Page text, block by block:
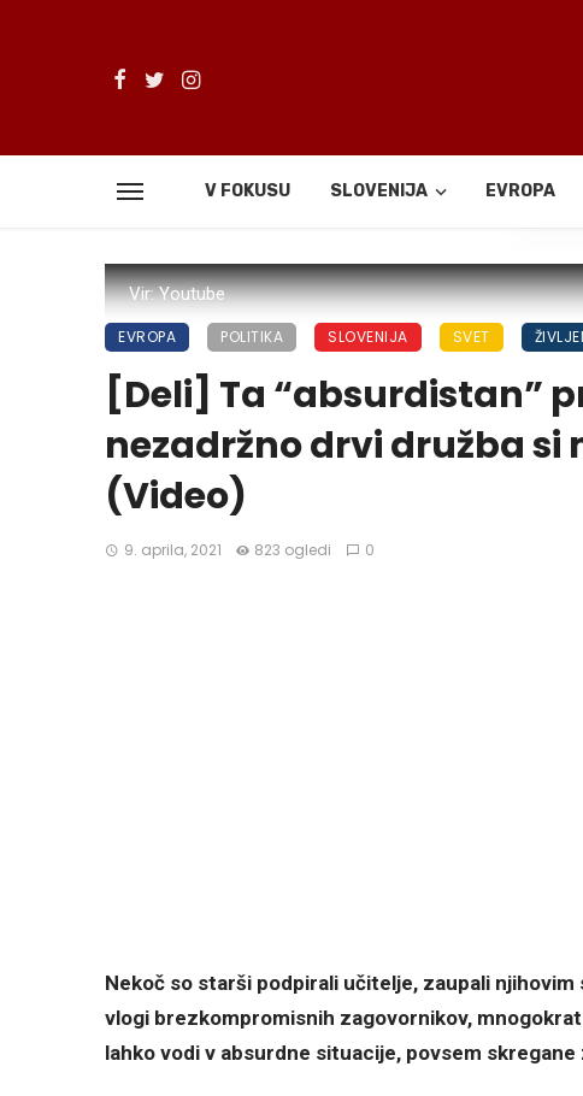
V FOKUSU SLOVENIJA EVROPA
Vir: Youtube
Deli
EVROPA POLITIKA SLOVENIJA SVET
[Deli] Ta “absurdistan”
nezadržno drvi družba
(Video)
9. aprila, 2021 823 ogledi 0
Nekoč so starši podpirali učitelje, zaupali
vlogi brezkompromisnih zagovornikov,
lahko vodi v absurdne situacije, povsem